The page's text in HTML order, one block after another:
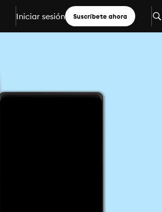
Iniciar sesión Suscríbete ahora